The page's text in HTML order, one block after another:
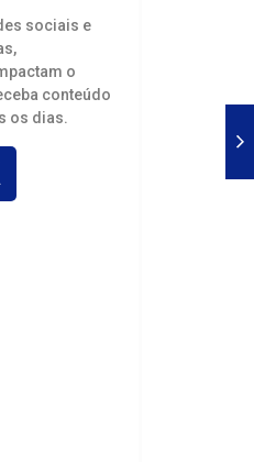
sociais e
o
conteúdo
os dias.